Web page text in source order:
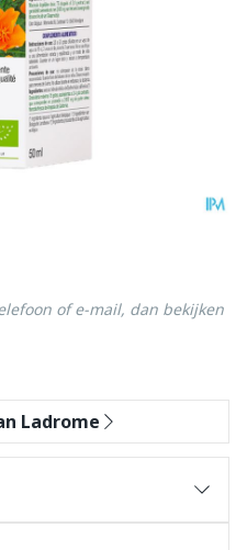
of e-mail, dan bekijken
Ladrome